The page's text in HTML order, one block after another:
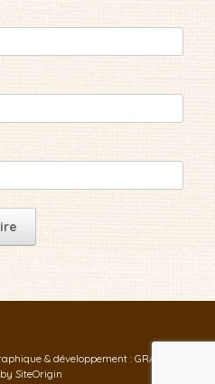
& développement : GRAF-ID
SiteOrigin